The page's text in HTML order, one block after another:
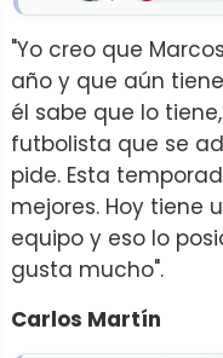
"Yo creo que
año y que aún
él sabe que lo
futbolista que se
pide. Esta
mejores. Hoy tiene
equipo y eso lo
gusta mucho".
Carlos Martín